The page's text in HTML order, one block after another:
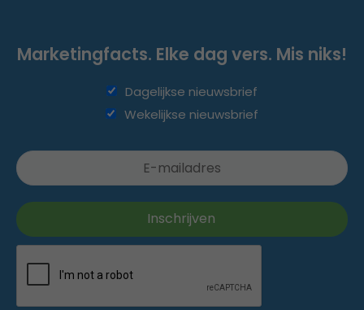
Marketingfacts. Elke dag vers. Mis niks!
Dagelijkse nieuwsbrief
Wekelijkse nieuwsbrief